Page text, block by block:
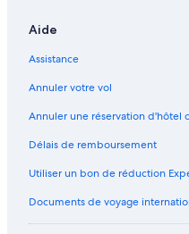
Aide
Assistance
Annuler votre vol
Annuler une réservation d'hôtel
Délais de remboursement
Utiliser un bon de réduction
Documents de voyage